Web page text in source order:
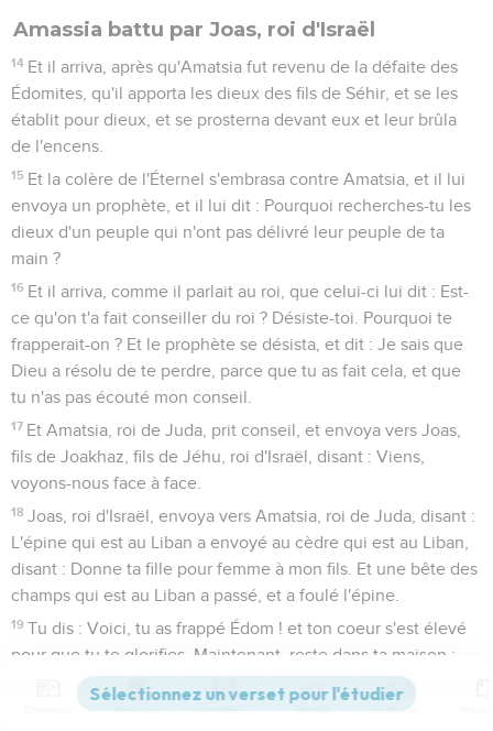
Amassia battu par Joas, roi d'Israël
14 Et il arriva, après qu'Amatsia fut revenu de la défaite des
Édomites, qu'il apporta les dieux des fils de Séhir, et se les
établit pour dieux, et se prosterna devant eux et leur brûla
de l'encens.
15 Et la colère de l'Éternel s'embrasa contre Amatsia, et il lui
envoya un prophète, et il lui dit : Pourquoi recherches-tu les
dieux d'un peuple qui n'ont pas délivré leur peuple de ta
main ?
16 Et il arriva, comme il parlait au roi, que celui-ci lui dit : Est-
ce qu'on t'a fait conseiller du roi ? Désiste-toi. Pourquoi te
frapperait-on ? Et le prophète se désista, et dit : Je sais que
Dieu a résolu de te perdre, parce que tu as fait cela, et que
tu n'as pas écouté mon conseil.
17 Et Amatsia, roi de Juda, prit conseil, et envoya vers Joas,
fils de Joakhaz, fils de Jéhu, roi d'Israël, disant : Viens,
voyons-nous face à face.
18 Joas, roi d'Israël, envoya vers Amatsia, roi de Juda, disant :
L'épine qui est au Liban a envoyé au cèdre qui est au Liban,
disant : Donne ta fille pour femme à mon fils. Et une bête des
champs qui est au Liban a passé, et a foulé l'épine.
19 Tu dis : Voici, tu as frappé Édom ! et ton coeur s'est élevé
pour que tu te glorifies. Maintenant, reste dans ta maison ;
pourquoi te mettrais-tu aux prises avec le malheur et
tomberais-tu, toi, et Juda avec toi ?
Versions Commentaires Strong